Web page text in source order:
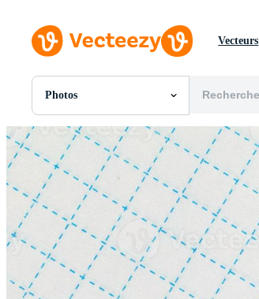
Vecteurs
Photos
Toutes Images
Photos
PNGs
PSDs
SVGs
Modèles
Vecteurs
Vidéos
Motion graphics
Images Éditoriales
Événements Éditoriaux